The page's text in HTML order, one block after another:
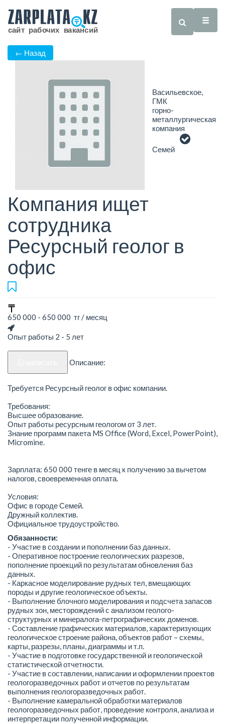
← Назад
Васильевское,
ГМК
горно-
металлургическая
компания
Семей
Компания ищет
сотрудника
Ресурсный геолог в
офис
650 000 - 650 000 тг / месяц
Опыт работы 2 - 5 лет
Описание:
Требуется Ресурсный геолог в офис компании.
Требования:
Высшее образование.
Опыт работы ресурсным геологом от 3 лет.
Знание программ пакета MS Office (Word, Excel, PowerPoint),
Micromine.
Зарплата: 650 000 тенге в месяц к получению за вычетом
налогов, своевременная оплата.
Условия:
Офис в городе Семей.
Дружный коллектив.
Официальное трудоустройство.
Обязанности:
- Участие в создании и пополнении баз данных.
- Оперативное построение геологических разрезов,
пополнение проекций по результатам обновления баз
данных.
- Каркасное моделирование рудных тел, вмещающих
породы и другие геологическое объекты.
- Выполнение блочного моделирования и подсчета запасов
рудных зон, месторождений с анализом геолого-
структурных и минералога-петрографических доменов.
- Составление графических материалов, характеризующих
геологическое строение района, объектов работ – схемы,
карты, разрезы, планы, диаграммы и т.п.
- Участие в подготовке государственной и геологической
статистической отчетности.
- Участие в составлении, написании и оформлении проектов
геологоразведочных работ и отчетов по результатам
выполнения геологоразведочных работ.
- Выполнение камеральной обработки материалов
геологоразведочных работ, проведение контроля, анализа и
интерпретации полученной информации.